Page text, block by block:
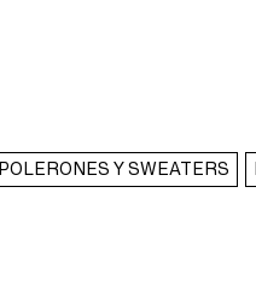
POLERONES Y SWEATERS